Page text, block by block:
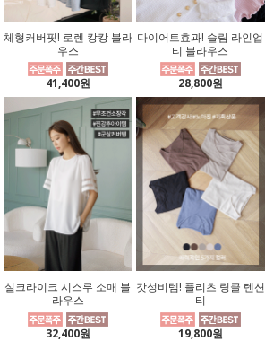
체형커버핏! 로렌 캉캉 블라
우스
41,400원
다이어트효과! 슬림 라인업
티 블라우스
28,800원
실크라이크 시스루 소매 블
라우스
32,400원
갓성비템! 플리츠 링클 텐션
티
19,800원